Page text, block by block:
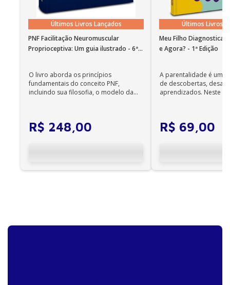
Últimos Livros Lançados
PNF Facilitação Neuromuscular
Proprioceptiva: Um guia ilustrado - 6ª
O livro aborda os princípios
fundamentais do conceito PNF,
incluindo sua filosofia, o modelo da
R$ 248,00
Últimos Livros
Meu Filho
e Agora? - 1ª Edição
A parentalidade é uma
de descobertas,
aprendizados. Neste
R$ 69,00